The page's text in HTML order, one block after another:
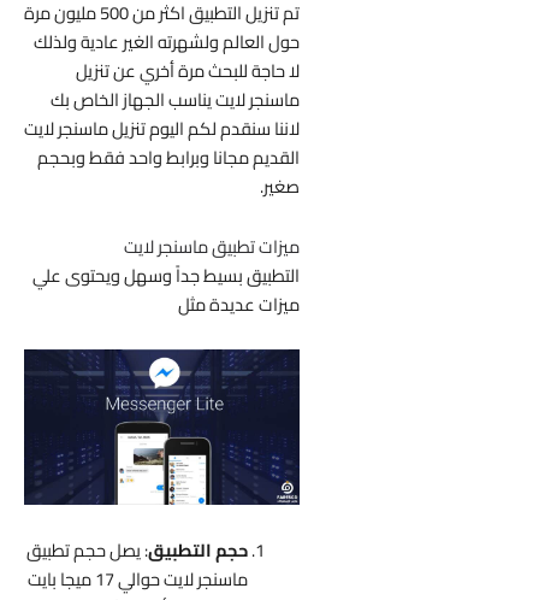
تم تنزيل التطبيق اكثر من 500 مليون مرة
حول العالم ولشهرته الغير عادية ولذلك
لا حاجة للبحث مرة أخري عنتنزيل
ماسنجر لايت يناسب الجهاز الخاص بك
لاننا سنقدم لكم اليومتنزيل ماسنجر لايت
القديم مجانا وبرابط واحد فقط وبحجم
صغير.
ميزات تطبيق ماسنجر لايت
التطبيق بسيط جداً وسهل ويحتوى علي
ميزات عديدة مثل
حجم التطبيق: يصل حجم تطبيق
ماسنجر لايت حوالي 17 ميجا بايت